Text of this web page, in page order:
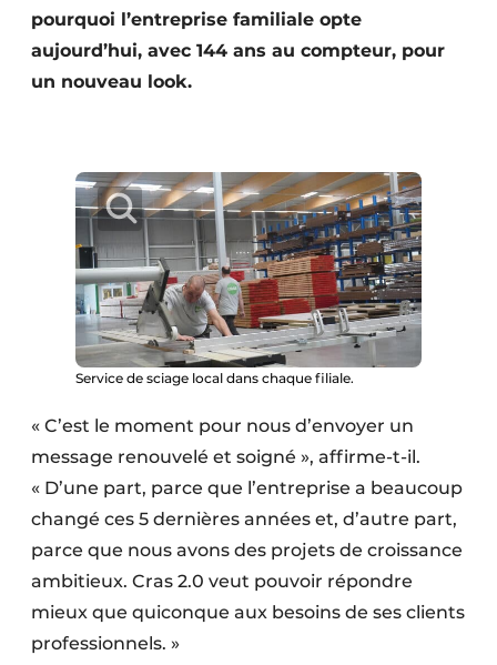
pourquoi l’entreprise familiale opte
aujourd’hui, avec 144 ans au compteur, pour
un nouveau look.
Service de sciage local dans chaque filiale.
« C’est le moment pour nous d’envoyer un
message renouvelé et soigné », affirme-t-il.
« D’une part, parce que l’entreprise a beaucoup
changé ces 5 dernières années et, d’autre part,
parce que nous avons des projets de croissance
ambitieux. Cras 2.0 veut pouvoir répondre
mieux que quiconque aux besoins de ses clients
professionnels. »